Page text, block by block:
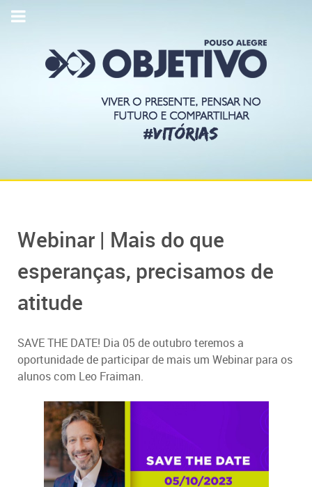
Webinar | Mais do que
esperanças, precisamos de
atitude
SAVE THE DATE! Dia 05 de outubro teremos a
oportunidade de participar de mais um Webinar para os
alunos com Leo Fraiman.